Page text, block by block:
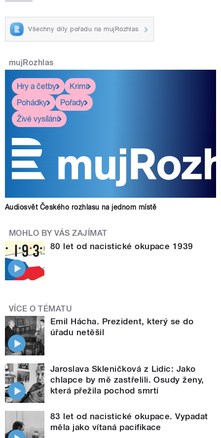
Všechny díly pořadu na mujRozhlas
mujRozhlas
Hry a četby
Krimi
Pohádky
Pořady
Živé vysílání
Audiosvět Českého rozhlasu na jednom místě
MOHLO BY VÁS ZAJÍMAT
80 let od nacistické okupace 1939
VÍCE O TÉMATU
Emil Hácha. Prezident, který se do
úřadu netěšil
Jaroslava Skleničková z Lidic: Jako
chlapce by mě zastřelili. Osudy ženy,
která přežila pochod smrti
83 let od nacistické okupace. Vypadat
měla jako vítaná pacifikace